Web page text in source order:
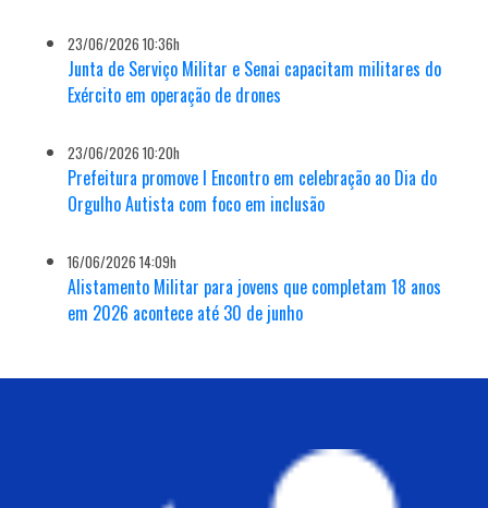
23/06/2026 10:36h
Junta de Serviço Militar e Senai capacitam militares do
Exército em operação de drones
23/06/2026 10:20h
Prefeitura promove I Encontro em celebração ao Dia do
Orgulho Autista com foco em inclusão
16/06/2026 14:09h
Alistamento Militar para jovens que completam 18 anos
em 2026 acontece até 30 de junho